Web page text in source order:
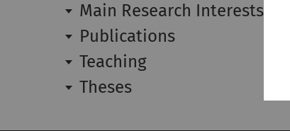
Main Research Interests
Publications
Teaching
Theses